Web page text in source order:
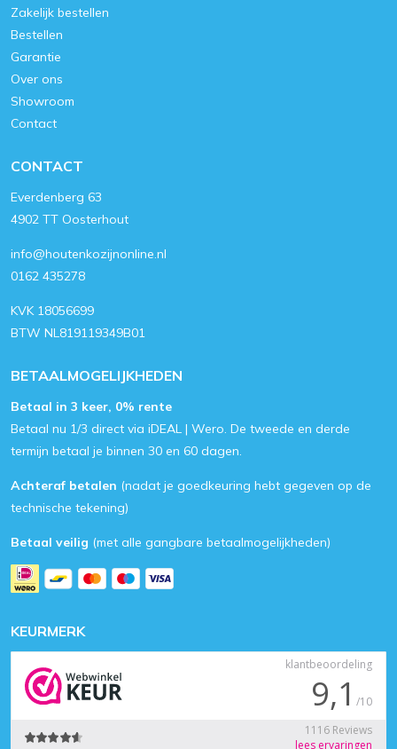
Zakelijk bestellen
Bestellen
Garantie
Over ons
Showroom
Contact
CONTACT
Everdenberg 63
4902 TT Oosterhout
info@houtenkozijnonline.nl
0162 435278
KVK 18056699
BTW NL819119349B01
BETAALMOGELIJKHEDEN
Betaal in 3 keer, 0% rente
Betaal nu 1/3 direct via iDEAL | Wero. De tweede en derde
termijn betaal je binnen 30 en 60 dagen.
Achteraf betalen (nadat je goedkeuring hebt gegeven op de
technische tekening)
Betaal veilig (met alle gangbare betaalmogelijkheden)
KEURMERK